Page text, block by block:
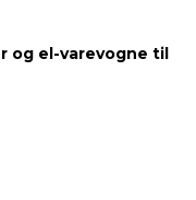
og el-varevogne til